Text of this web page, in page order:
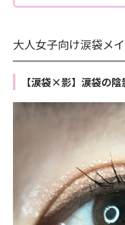
大人女子向け涙袋メ
【涙袋×影】涙袋の